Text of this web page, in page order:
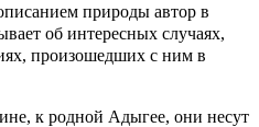
природы автор в
об интересных случаях,
произошедших с ним в
к родной Адыгее, они несут